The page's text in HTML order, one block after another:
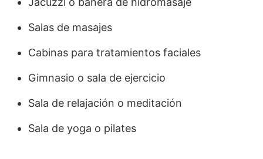
Salas de masajes
Cabinas para tratamientos faciales
Gimnasio o sala de ejercicio
Sala de relajación o meditación
Sala de yoga o pilates